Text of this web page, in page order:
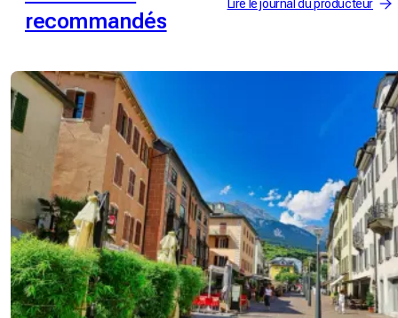
recommandés
Lire le journal du producteur